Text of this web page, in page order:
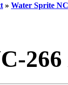
» Water Sprite